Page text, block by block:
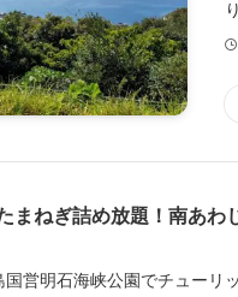
まねぎ詰め放題！南あわ
営明石海峡公園でチューリ